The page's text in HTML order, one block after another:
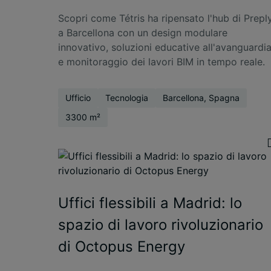
Scopri come Tétris ha ripensato l'hub di
a Barcellona con un design modulare
innovativo, soluzioni educative
e monitoraggio dei lavori BIM in tempo reale.
Ufficio Tecnologia
Barcellona, Spagna
3300 m²
Uffici flessibili a Madrid: lo
spazio di lavoro rivoluzionario
di Octopus Energy